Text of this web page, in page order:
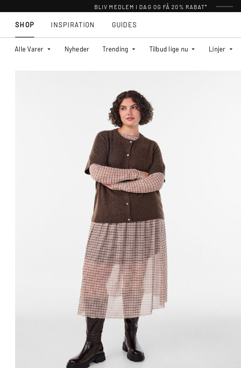
BLIV MEDLEM I DAG OG FÅ 20% RABAT*
SHOP
Alle Varer Nyheder Trending Tilbud lige nu Linjer
INSPIRATION GUIDES